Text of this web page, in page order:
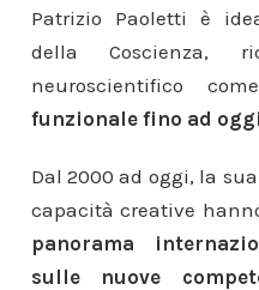
Patrizio Paoletti è
della Coscienza,
neuroscientifico
funzionale fino ad
Dal 2000 ad oggi, la
capacità creative
panorama
sulle nuove